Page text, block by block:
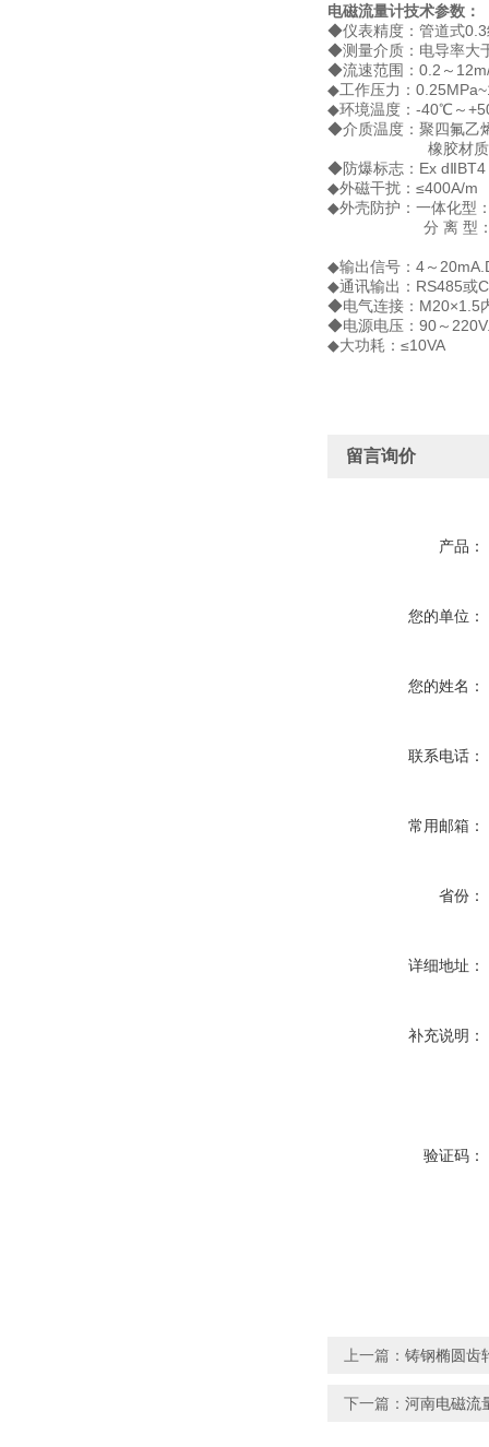
电磁流量计技术参数：
◆仪表精度：管道式
◆测量介质：电导率大
◆流速范围：0.2～
◆工作压力：
◆环境温度：-40℃～
◆介质温度：聚四氟乙
橡胶材质衬
◆防爆标志：Ex dⅡBT4
◆外磁干扰：≤400A/m
◆外壳防护：一体化型
分 离 型： 传感
◆输出信号：4～
◆通讯输出：RS485或
◆电气连接：M20×1.5
◆电源电压：90～
◆大功耗：≤10VA
留言询价
产品：
您的单位：
您的姓名：
联系电话：
常用邮箱：
省份：
详细地址：
补充说明：
验证码：
上一篇： 铸钢椭圆齿
下一篇： 河南电磁流